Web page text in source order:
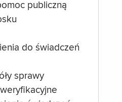
publiczną
do świadczeń
sprawy